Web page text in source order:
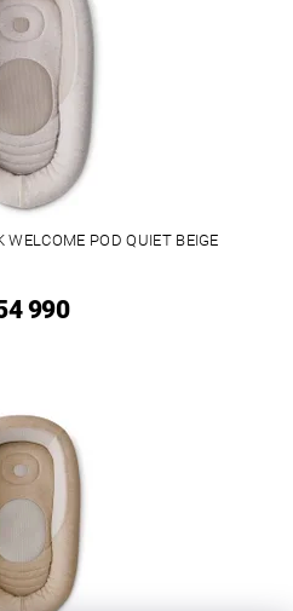
WELCOME POD QUIET BEIGE
990